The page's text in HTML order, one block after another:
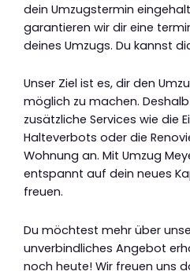
dein Umzugstermin
garantieren wir dir eine
deines Umzugs. Du kannst
Unser Ziel ist es, dir den
möglich zu machen.
zusätzliche Services wie die
Halteverbots oder die
Wohnung an. Mit Umzug
entspannt auf dein neues
freuen.
Du möchtest mehr über
unverbindliches Angebot
noch heute! Wir freuen uns